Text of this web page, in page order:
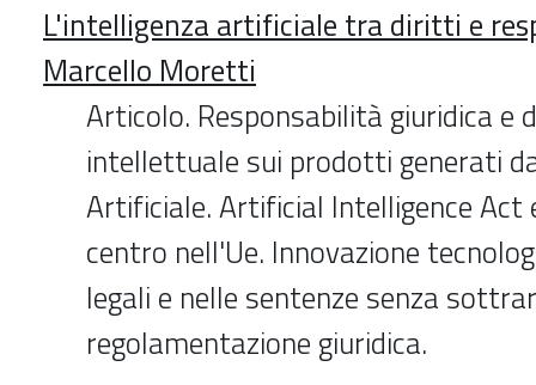
L'intelligenza artificiale tra diritti e
Marcello Moretti
Articolo. Responsabilità giuridica
intellettuale sui prodotti generati
Artificiale. Artificial Intelligence Act
centro nell'Ue. Innovazione
legali e nelle sentenze senza
regolamentazione giuridica.